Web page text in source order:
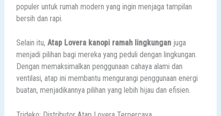
populer untuk rumah modern yang ingin menjaga tampilan
bersih dan rapi.
Selain itu, Atap Lovera kanopi ramah lingkunganjuga
menjadi pilihan bagi mereka yang peduli dengan lingkungan.
Dengan memaksimalkan penggunaan cahaya alami dan
ventilasi, atap ini membantu mengurangi penggunaan energi
buatan, menjadikannya pilihan yang lebih hijau dan efisien.